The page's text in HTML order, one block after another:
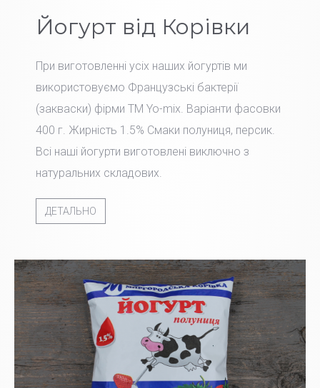
Йогурт від Корівки
При виготовленні усіх наших йогуртів ми
використовуємо Французські бактерії
(закваски) фірми TM Yo-mix. Варіанти фасовки
400 г. Жирність 1.5% Смаки полуниця, персик.
Всі наші йогурти виготовлені виключно з
натуральних складових.
ДЕТАЛЬНО